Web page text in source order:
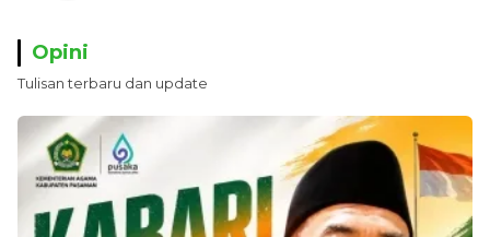
Opini
Tulisan terbaru dan update